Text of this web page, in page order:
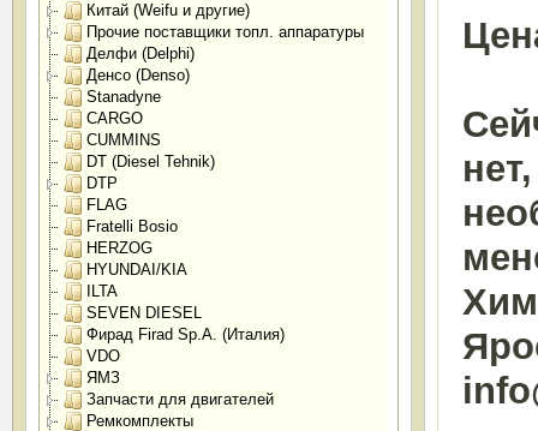
Китай (Weifu и другие)
Прочие поставщики топл. аппаратуры
Делфи (Delphi)
Денсо (Denso)
Stanadyne
CARGO
CUMMINS
DT (Diesel Tehnik)
DTP
FLAG
Fratelli Bosio
HERZOG
HYUNDAI/KIA
ILTA
SEVEN DIESEL
Фирад Firad Sp.A. (Италия)
VDO
ЯМЗ
Запчасти для двигателей
Ремкомплекты